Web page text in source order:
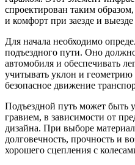
спроектирован таким
и комфорт при заезде и
Для начала необходимо
подъездного пути. Оно
автомобиля и обеспечивать
учитывать уклон и геометрию
безопасное движение
Подъездной путь может быть
гравием, в зависимости от
дизайна. При выборе
долговечность, прочность и
хорошего сцепления с